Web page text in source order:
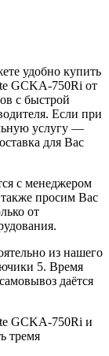
удобно купить
GCKA-750Ri от
с быстрой
Если при
услугу —
для Вас
с менеджером
просим Вас
от
из нашего
5. Время
даётся
GCKA-750Ri и
тремя